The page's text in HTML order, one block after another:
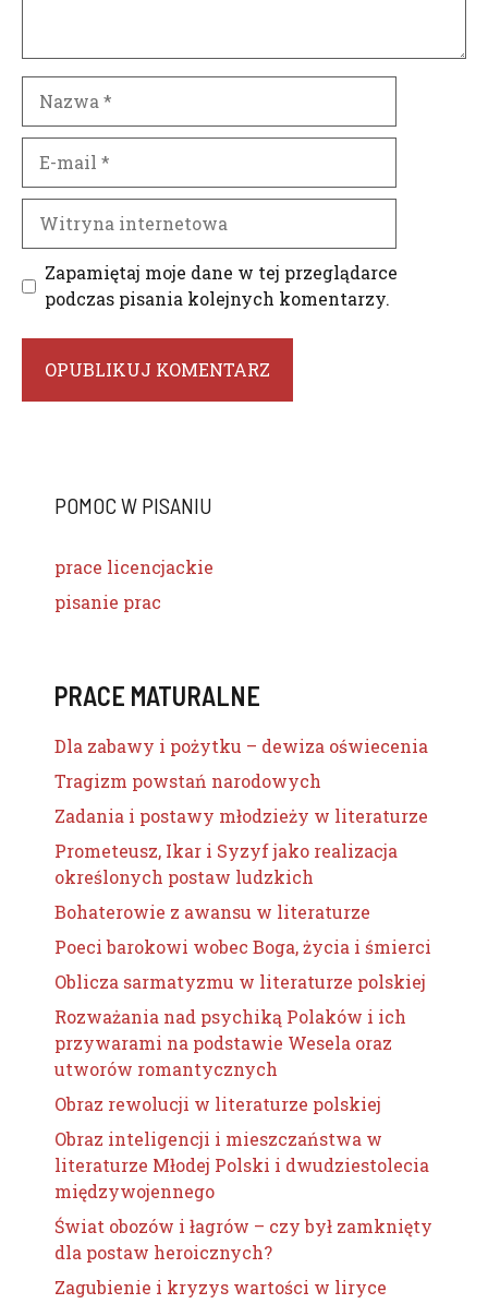
mail
internetowa
Zapamiętaj moje dane w tej przeglądarce
podczas pisania kolejnych komentarzy.
POMOC W PISANIU
prace licencjackie
pisanie prac
PRACE MATURALNE
Dla zabawy i pożytku – dewiza oświecenia
Tragizm powstań narodowych
Zadania i postawy młodzieży w literaturze
Prometeusz, Ikar i Syzyf jako realizacja
określonych postaw ludzkich
Bohaterowie z awansu w literaturze
Poeci barokowi wobec Boga, życia i śmierci
Oblicza sarmatyzmu w literaturze polskiej
Rozważania nad psychiką Polaków i ich
przywarami na podstawie Wesela oraz
utworów romantycznych
Obraz rewolucji w literaturze polskiej
Obraz inteligencji i mieszczaństwa w
literaturze Młodej Polski i dwudziestolecia
międzywojennego
Świat obozów i łagrów – czy był zamknięty
dla postaw heroicznych?
Zagubienie i kryzys wartości w liryce